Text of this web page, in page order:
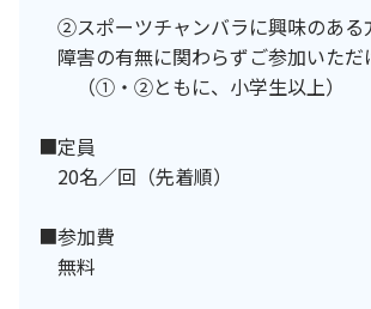
②スポーツチャンバラに興味のある
障害の有無に関わらずご参加いただ
（①・②ともに、小学生以上）
■定員
20名／回（先着順）
■参加費
無料